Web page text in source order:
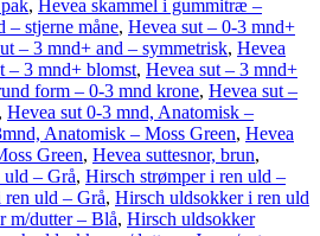
, Hevea skammel i gummitræ –
– stjerne måne, Hevea sut – 0-3 mnd+
– 3 mnd+ and – symmetrisk, Hevea
– 3 mnd+ blomst, Hevea sut – 3 mnd+
form – 0-3 mnd krone, Hevea sut –
, Hevea sut 0-3 mnd, Anatomisk –
Anatomisk – Moss Green, Hevea
Green, Hevea suttesnor, brun,
uld – Grå, Hirsch strømper i ren uld –
uld – Grå, Hirsch uldsokker i ren uld
m/dutter – Blå, Hirsch uldsokker